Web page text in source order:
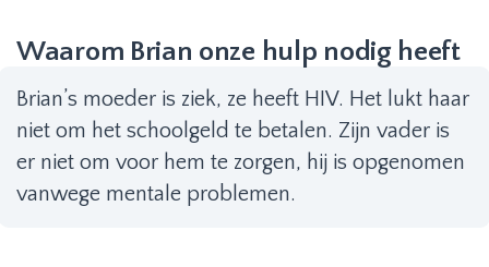
Waarom Brian onze hulp nodig heeft
Brian’s moeder is ziek, ze heeft HIV. Het lukt haar
niet om het schoolgeld te betalen. Zijn vader is
er niet om voor hem te zorgen, hij is opgenomen
vanwege mentale problemen.